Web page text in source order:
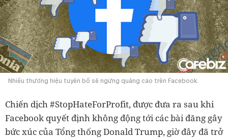
Nhiều thương hiệu tuyên bố sẽ ngừng quảng cáo trên Facebook.
Chiến dịch #StopHateForProfit, được đưa ra sau khi
Facebook quyết định không động tới các bài đăng gây
bức xúc của Tổng thống Donald Trump, giờ đây đã trở